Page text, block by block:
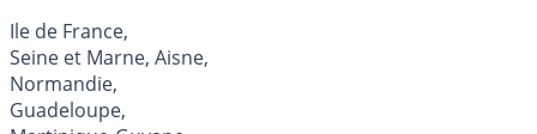
Ile de France,
Seine et Marne, Aisne,
Normandie,
Guadeloupe,